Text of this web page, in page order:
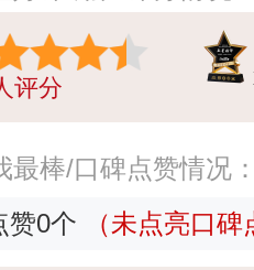
评分
最棒/口碑点赞情况
赞0个
（未点亮口